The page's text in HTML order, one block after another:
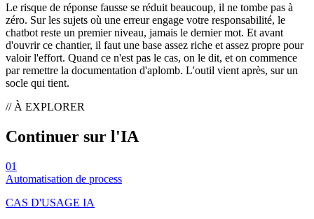
Le risque de réponse fausse se réduit beaucoup, il ne tombe pas à
zéro. Sur les sujets où une erreur engage votre responsabilité, le
chatbot reste un premier niveau, jamais le dernier mot. Et avant
d'ouvrir ce chantier, il faut une base assez riche et assez propre pour
valoir l'effort. Quand ce n'est pas le cas, on le dit, et on commence
par remettre la documentation d'aplomb. L'outil vient après, sur un
socle qui tient.
// À EXPLORER
Continuer sur l'IA
01
Automatisation de process
CAS D'USAGE IA